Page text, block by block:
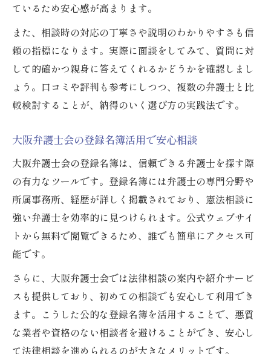
ているため安心感が高まります。
また、相談時の対応の丁寧さや説明のわかりやすさも信
頼の指標になります。実際に面談をしてみて、質問に対
して的確かつ親身に答えてくれるかどうかを確認しまし
ょう。口コミや評判も参考にしつつ、複数の弁護士と比
較検討することが、納得のいく選び方の実践法です。
大阪弁護士会の登録名簿活用で安心相談
大阪弁護士会の登録名簿は、信頼できる弁護士を探す際
の有力なツールです。登録名簿には弁護士の専門分野や
所属事務所、経歴が詳しく掲載されており、憲法相談に
強い弁護士を効率的に見つけられます。公式ウェブサイ
トから無料で閲覧できるため、誰でも簡単にアクセス可
能です。
さらに、大阪弁護士会では法律相談の案内や紹介サービ
スも提供しており、初めての相談でも安心して利用でき
ます。こうした公的な登録名簿を活用することで、悪質
な業者や資格のない相談者を避けることができ、安心し
て法律相談を進められるのが大きなメリットです。